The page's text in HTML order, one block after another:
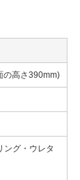
の高さ390mm)
ング・ウレタ